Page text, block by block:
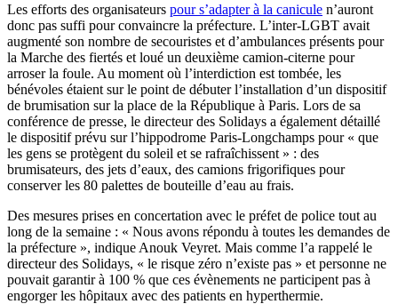
Les efforts des organisateurs pour s’adapter à la canicule n’auront
donc pas suffi pour convaincre la préfecture. L’inter-LGBT avait
augmenté son nombre de secouristes et d’ambulances présents pour
la Marche des fiertés et loué un deuxième camion-citerne pour
arroser la foule. Au moment où l’interdiction est tombée, les
bénévoles étaient sur le point de débuter l’installation d’un dispositif
de brumisation sur la place de la République à Paris. Lors de sa
conférence de presse, le directeur des Solidays a également détaillé
le dispositif prévu sur l’hippodrome Paris-Longchamps pour « que
les gens se protègent du soleil et se rafraîchissent » : des
brumisateurs, des jets d’eaux, des camions frigorifiques pour
conserver les 80 palettes de bouteille d’eau au frais.
Des mesures prises en concertation avec le préfet de police tout au
long de la semaine : « Nous avons répondu à toutes les demandes de
la préfecture », indique Anouk Veyret. Mais comme l’a rappelé le
directeur des Solidays, « le risque zéro n’existe pas » et personne ne
pouvait garantir à 100 % que ces évènements ne participent pas à
engorger les hôpitaux avec des patients en hyperthermie.